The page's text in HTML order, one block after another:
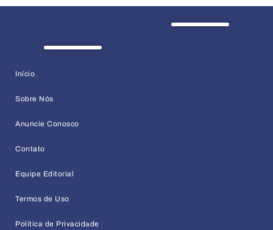
Início
Sobre Nós
Anuncie Conosco
Contato
Equipe Editorial
Termos de Uso
Política de Privacidade